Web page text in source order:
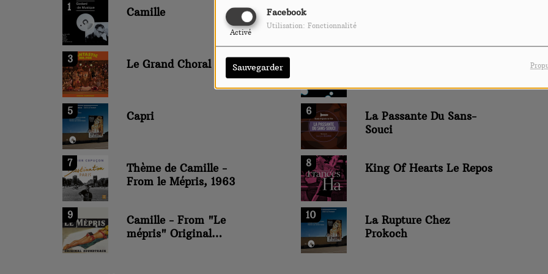
Facebook
Activé
Utilisation: Fonctionnalité
Sauvegarder
1 Camille
3 Le Grand Choral
5 Capri 6
La Passante Du Sans-
Souci
7
Thème de Camille -
From le Mépris, 1963
8 King Of Hearts Le Repos
9
Camille - From "Le
mépris" Original
10
La Rupture Chez
Prokoch